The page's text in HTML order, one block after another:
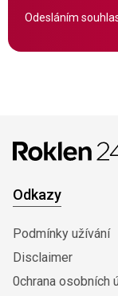
Odesláním
Odkazy
Podmínky užívání
Disclaimer
0chrana osobních